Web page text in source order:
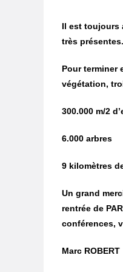
Il est toujours
très présentes.
Pour terminer
végétation,
300.000 m/2
6.000 arbres
9 kilomètres
Un grand
rentrée de
conférences,
Marc ROBERT